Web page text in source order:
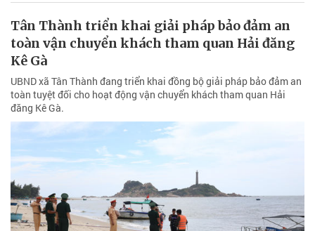
Tân Thành triển khai giải pháp bảo đảm an
toàn vận chuyển khách tham quan Hải đăng
Kê Gà
UBND xã Tân Thành đang triển khai đồng bộ giải pháp bảo đảm an
toàn tuyệt đối cho hoạt động vận chuyển khách tham quan Hải
đăng Kê Gà.